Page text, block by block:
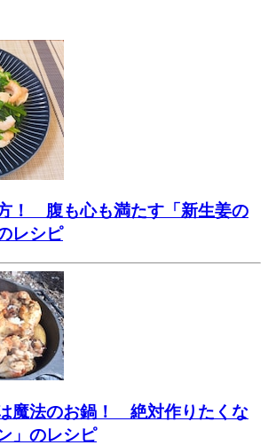
！ 腹も心も満たす「新生姜の
レシピ
魔法のお鍋！ 絶対作りたくな
」のレシピ